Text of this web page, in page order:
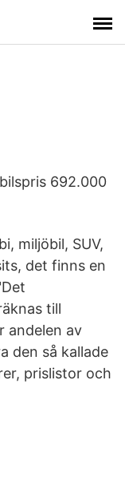
692.000
miljöbil, SUV,
det finns en
till
andelen av
den så kallade
prislistor och